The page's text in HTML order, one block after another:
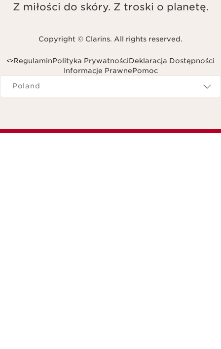
Z miłości do skóry. Z troski o planetę.
Copyright © Clarins. All rights reserved.
RegulaminPolityka PrywatnościDeklaracja Dostępności
<
Informacje Prawne
>
Pomoc
Navigates to
Poland